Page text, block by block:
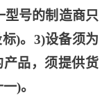
型号的制造商只
)。3)设备须为
品，须提供货
)。